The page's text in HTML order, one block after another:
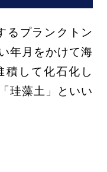
るプランクトン
年月をかけて海
積して化石化し
珪藻土」といい